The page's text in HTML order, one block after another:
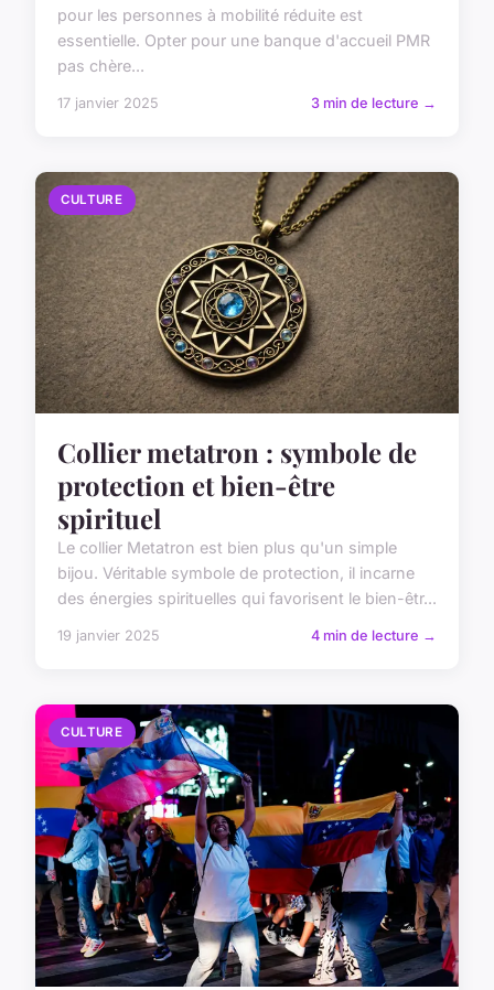
pour les personnes à mobilité réduite est
essentielle. Opter pour une banque d'accueil PMR
pas chère...
17 janvier 2025 3 min de lecture →
CULTURE
Collier metatron : symbole de
protection et bien-être
spirituel
Le collier Metatron est bien plus qu'un simple
bijou. Véritable symbole de protection, il incarne
des énergies spirituelles qui favorisent le bien-êtr...
19 janvier 2025 4 min de lecture →
CULTURE